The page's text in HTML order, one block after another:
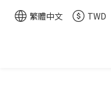
繁體中文 TWD